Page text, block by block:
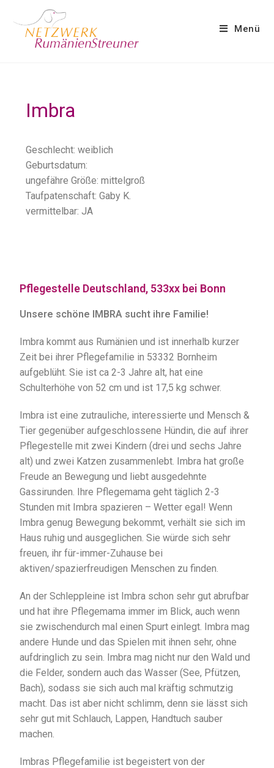
Menü
Imbra
Geschlecht: weiblich
Geburtsdatum:
ungefähre Größe: mittelgroß
Taufpatenschaft: Gaby K.
vermittelbar: JA
Pflegestelle Deutschland, 533xx bei Bonn
Unsere schöne IMBRA sucht ihre Familie!
Imbra kommt aus Rumänien und ist innerhalb kurzer
Zeit bei ihrer Pflegefamilie in 53332 Bornheim
aufgeblüht. Sie ist ca 2-3 Jahre alt, hat eine
Schulterhöhe von 52 cm und ist 17,5 kg schwer.
Imbra ist eine zutrauliche, interessierte und Mensch &
Tier gegenüber aufgeschlossene Hündin, die auf ihrer
Pflegestelle mit zwei Kindern (drei und sechs Jahre
alt) und zwei Katzen zusammenlebt. Imbra hat große
Freude an Bewegung und liebt ausgedehnte
Gassirunden. Ihre Pflegemama geht täglich 2-3
Stunden mit Imbra spazieren – Wetter egal! Wenn
Imbra genug Bewegung bekommt, verhält sie sich im
Haus ruhig und ausgeglichen. Sie würde sich sehr
freuen, ihr für-immer-Zuhause bei
aktiven/spazierfreudigen Menschen zu finden.
An der Schleppleine ist Imbra schon sehr gut abrufbar
und hat ihre Pflegemama immer im Blick, auch wenn
sie zwischendurch mal einen Spurt einlegt. Imbra mag
andere Hunde und das Spielen mit ihnen sehr, ohne
aufdringlich zu sein. Imbra mag nicht nur den Wald und
die Felder, sondern auch das Wasser (See, Pfützen,
Bach), sodass sie sich auch mal kräftig schmutzig
macht. Das ist aber nicht schlimm, denn sie lässt sich
sehr gut mit Schlauch, Lappen, Handtuch sauber
machen.
Imbras Pflegefamilie ist begeistert von der